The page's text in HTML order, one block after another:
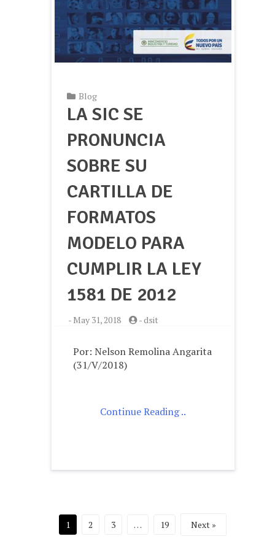
Blog
LA SIC SE
PRONUNCIA
SOBRE SU
CARTILLA DE
FORMATOS
MODELO PARA
CUMPLIR LA LEY
1581 DE 2012
- May 31, 2018 -dsit
Por: Nelson Remolina Angarita
(31/V/2018)
Continue Reading ..
Posts
1 2 3 … 19 Next »